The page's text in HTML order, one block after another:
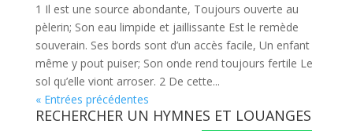
1 Il est une source abondante, Toujours ouverte au
pèlerin; Son eau limpide et jaillissante Est le remède
souverain. Ses bords sont d’un accès facile, Un enfant
même y pout puiser; Son onde rend toujours fertile Le
sol qu’elle viont arroser. 2 De cette...
« Entrées précédentes
RECHERCHER UN HYMNES ET LOUANGES